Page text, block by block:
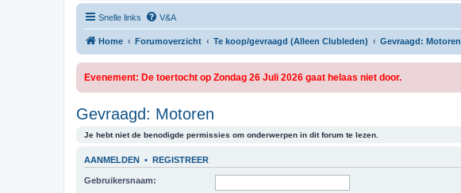
Snelle links V&A
Home Forumoverzicht Te koop/gevraagd (Alleen Clubleden) Gevraagd: Motoren
Evenement: De toertocht op Zondag 26 Juli 2026 gaat helaas niet door.
Gevraagd: Motoren
Je hebt niet de benodigde permissies om onderwerpen in dit forum te lezen.
AANMELDEN • REGISTREER
Gebruikersnaam: